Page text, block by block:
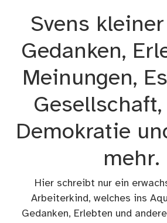
Svens
Gedanken,
Meinungen,
Demokratie
mehr.
Hier schreibt nur ein
Arbeiterkind, welches ins
Gedanken, Erlebten und